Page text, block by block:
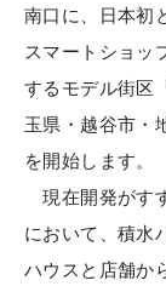
南口に、日本初
スマートショッ
するモデル街区
玉県・越谷市・
を開始します。
現在開発がす
において、積水
ハウスと店舗か